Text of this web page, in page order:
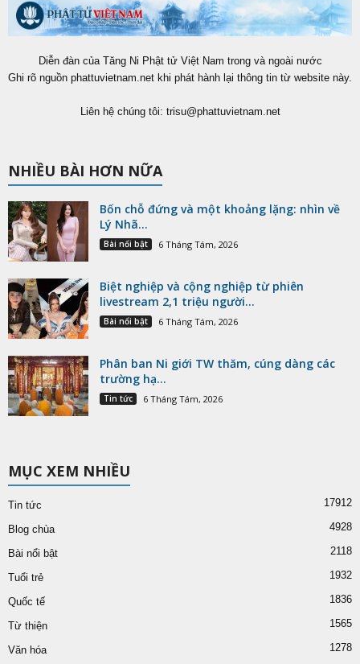
Diễn đàn của Tăng Ni Phật tử Việt Nam trong và ngoài nước
Ghi rõ nguồn phattuvietnam.net khi phát hành lại thông tin từ website này.
Liên hệ chúng tôi: trisu@phattuvietnam.net
NHIỀU BÀI HƠN NỮA
Bốn chỗ đứng và một khoảng lặng: nhìn về
Lý Nhã...
Bài nổi bật 6 Tháng Tám, 2026
Biệt nghiệp và cộng nghiệp từ phiên
livestream 2,1 triệu người...
Bài nổi bật 6 Tháng Tám, 2026
Phân ban Ni giới TW thăm, cúng dàng các
trường hạ...
Tin tức 6 Tháng Tám, 2026
MỤC XEM NHIỀU
Tin tức 17912
Blog chùa 4928
Bài nổi bật 2118
Tuổi trẻ 1932
Quốc tế 1836
Từ thiện 1565
Văn hóa 1278